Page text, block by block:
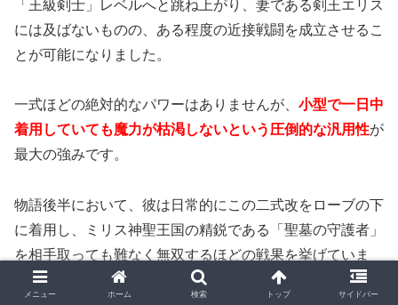
「王級剣士」レベルへと跳ね上がり、妻である剣王エリス
には及ばないものの、ある程度の近接戦闘を成立させるこ
とが可能になりました。
一式ほどの絶対的なパワーはありませんが、 小型で一日中
着用していても魔力が枯渇しないという圧倒的な汎用性が
最大の強みです。
物語後半において、彼は日常的にこの二式改をローブの下
に着用し、ミリス神聖王国の精鋭である「聖墓の守護者」
を相手取っても難なく無双するほどの戦果を挙げていま
す。
メニュー ホーム 検索 トップ サイドバー